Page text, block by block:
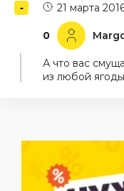
0
21 марта
А что вас
из любой